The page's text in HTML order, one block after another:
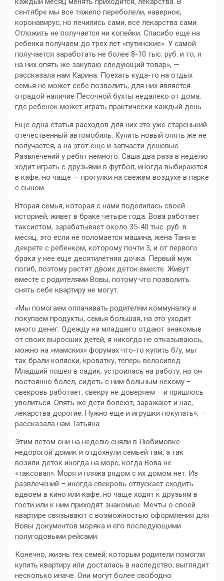
сентябре мы все тяжело переболели, наверное,
коронавирус, но лечились сами, все лекарства сами.
Отложить не получается ни копейки. Спасибо еще на
ребенка получаем до трех лет «путинские». У самой
получается заработать не более 8-10 тыс. руб. и то, я
на них опять же закупаю следующий товар», —
рассказала нам Карина. Поехать куда-то на отдых
семья не может себе позволить, для них является
отрадой наличие Песочной бухты недалеко от дома,
где ребенок может играть практически каждый день.
Еще одна статья расходов для них это уже старенький
отечественный автомобиль. Купить новый опять же не
получается, а на этот еще и запчасти дешевые.
Развлечений у ребят немного: Саша два раза в неделю
ходит играть с друзьями в футбол, иногда выбираются
в кафе, но чаще — прогулки на свежем воздухе в парке
с сыном.
Вторая семья, которая с нами поделилась своей
историей, живет в браке четыре года. Вова работает
таксистом, зарабатывает около 35-40 тыс. руб. в
месяц, это если не поломается машина, жена Таня в
декрете с ребенком, которому почти 3, и от первого
брака у нее еще десятилетняя дочка. Первый муж
погиб, поэтому растят двоих деток вместе. Живут
вместе с родителями Вовы, потому что позволить
снять себе квартиру не могут.
«Мы помогаем оплачивать родителям коммуналку и
покупаем продукты, семья большая, на это уходит
много денег. Одежду на младшего отдают знакомые
от своих выросших детей, я никогда не отказываюсь,
можно на «мамских» форумах что-то купить б/у, мы
так брали коляски, кроватку, теперь велосипед.
Младший пошел в садик, устроилась на работу, но он
постоянно болел, сидеть с ним больным некому –
свекровь работает, свекру не доверяем – и пришлось
уволиться. Опять же дети болеют, заражают и нас,
лекарства дорогие. Нужно еще и игрушки покупать», —
рассказала нам Татьяна.
Этим летом они на неделю сняли в Любимовке
недорогой домик и отдохнули семьей там, а так
возили деток иногда на море, когда Вова не
«таксовал». Моря и пляжа рядом с их домом нет. Из
развлечений – иногда свекровь отпускает сходить
вдвоем в кино или кафе, но чаще ходят к друзьям в
гости или к ним приходят знакомые. Мечты о своей
квартире связывают с возможностью оформления для
Вовы документов моряка и его последующими
полугодовыми рейсами.
Конечно, жизнь тех семей, которым родители помогли
купить квартиру или досталась в наследство, выглядит
несколько иначе. Они могут более свободно